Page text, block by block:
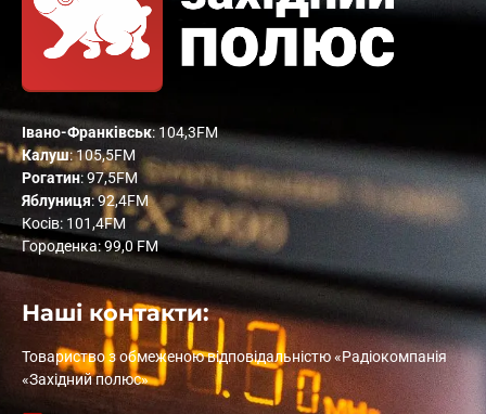
Івано-Франківськ: 104,3FM
Калуш: 105,5FM
Рогатин: 97,5FM
Яблуниця: 92,4FM
Косів: 101,4FM
Городенка: 99,0 FM
Наші контакти:
Товариство з обмеженою відповідальністю «Радіокомпанія
«Західний полюс»